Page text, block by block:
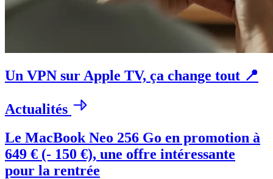
Un VPN sur Apple TV, ça change tout 📍
Actualités
Le MacBook Neo 256 Go en promotion à
649 € (- 150 €), une offre intéressante
pour la rentrée